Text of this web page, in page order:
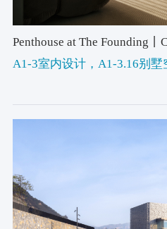
Penthouse at The Founding丨
A1-3室内设计，A1-3.16别墅